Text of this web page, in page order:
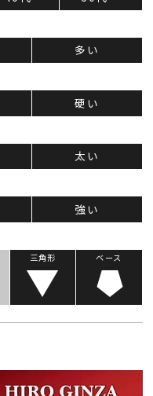
多い
硬い
太い
強い
三角形 ベース